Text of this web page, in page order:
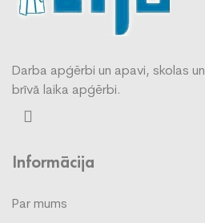
Darba apģērbi un apavi, skolas un
brīvā laika apģērbi.
Informācija
Par mums